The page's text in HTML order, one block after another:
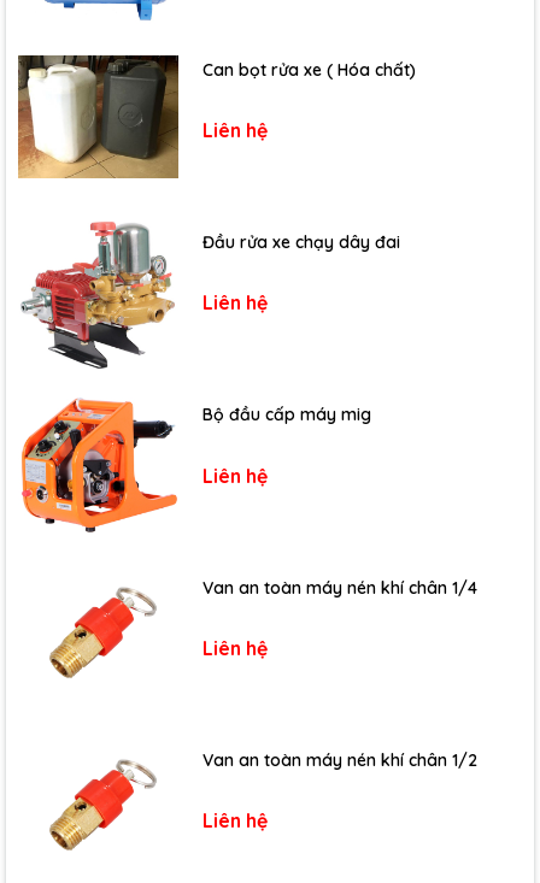
Can bọt rửa xe ( Hóa chất)
Liên hệ
Đầu rửa xe chạy dây đai
Liên hệ
Bộ đầu cấp máy mig
Liên hệ
Van an toàn máy nén khí chân 1/4
Liên hệ
Van an toàn máy nén khí chân 1/2
Liên hệ